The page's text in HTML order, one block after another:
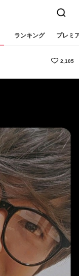
ランキング プレミ
2,105